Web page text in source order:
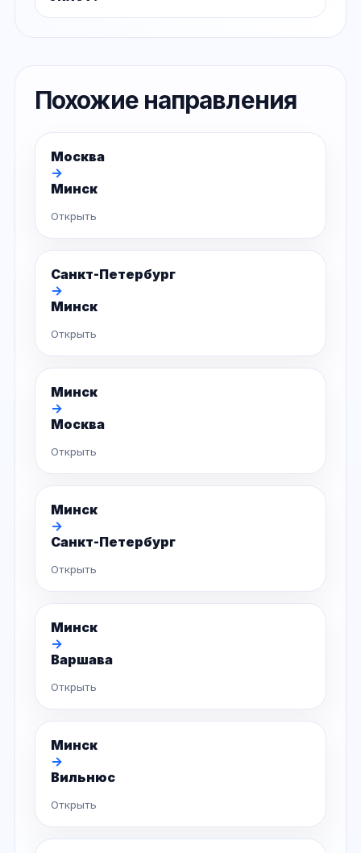
Похожие направления
Москва
→
Минск
Открыть
Санкт-Петербург
→
Минск
Открыть
Минск
→
Москва
Открыть
Минск
→
Санкт-Петербург
Открыть
Минск
→
Варшава
Открыть
Минск
→
Вильнюс
Открыть